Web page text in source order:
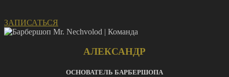
ЗАПИСАТЬСЯ
АЛЕКСАНДР
ОСНОВАТЕЛЬ БАРБЕРШОПА